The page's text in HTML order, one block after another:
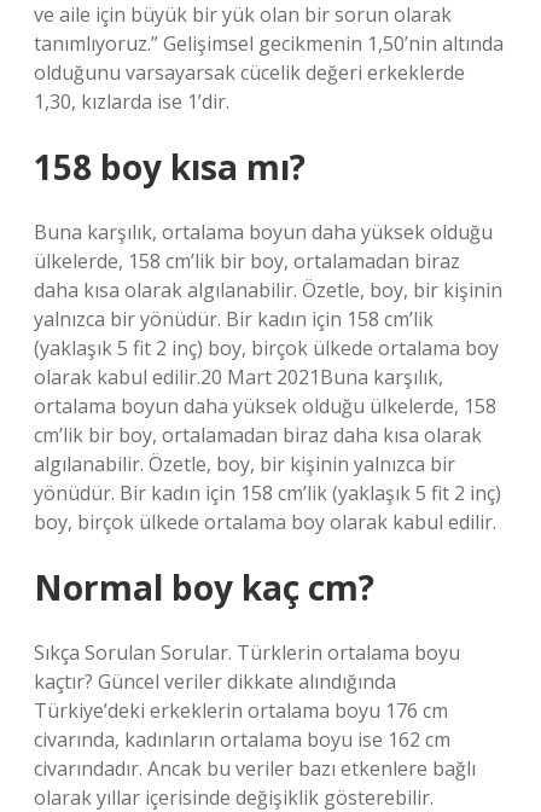
ve aile için büyük bir yük olan bir sorun olarak
tanımlıyoruz.” Gelişimsel gecikmenin 1,50’nin altında
olduğunu varsayarsak cücelik değeri erkeklerde
1,30, kızlarda ise 1’dir.
158 boy kısa mı?
Buna karşılık, ortalama boyun daha yüksek olduğu
ülkelerde, 158 cm’lik bir boy, ortalamadan biraz
daha kısa olarak algılanabilir. Özetle, boy, bir kişinin
yalnızca bir yönüdür. Bir kadın için 158 cm’lik
(yaklaşık 5 fit 2 inç) boy, birçok ülkede ortalama boy
olarak kabul edilir.20 Mart 2021Buna karşılık,
ortalama boyun daha yüksek olduğu ülkelerde, 158
cm’lik bir boy, ortalamadan biraz daha kısa olarak
algılanabilir. Özetle, boy, bir kişinin yalnızca bir
yönüdür. Bir kadın için 158 cm’lik (yaklaşık 5 fit 2 inç)
boy, birçok ülkede ortalama boy olarak kabul edilir.
Normal boy kaç cm?
Sıkça Sorulan Sorular. Türklerin ortalama boyu
kaçtır? Güncel veriler dikkate alındığında
Türkiye’deki erkeklerin ortalama boyu 176 cm
civarında, kadınların ortalama boyu ise 162 cm
civarındadır. Ancak bu veriler bazı etkenlere bağlı
olarak yıllar içerisinde değişiklik gösterebilir.